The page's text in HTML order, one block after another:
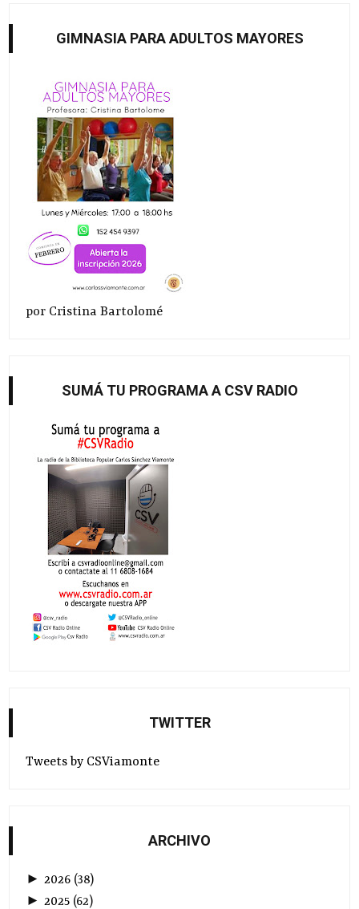
GIMNASIA PARA ADULTOS MAYORES
por Cristina Bartolomé
SUMÁ TU PROGRAMA A CSV RADIO
TWITTER
Tweets by CSViamonte
ARCHIVO
► 2026 (38)
►2025 (62)